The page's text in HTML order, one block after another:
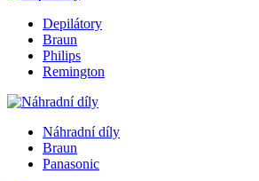
Depilátory
Braun
Philips
Remington
Náhradní díly
Braun
Panasonic